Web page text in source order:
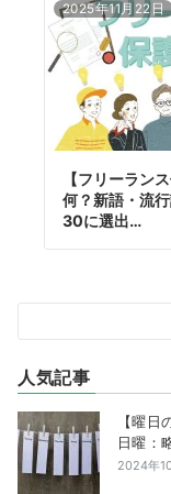
2025年11月22日
【フリーラン
何？新語・流
30に選出…
人気記事
【曜
日曜：
2024年